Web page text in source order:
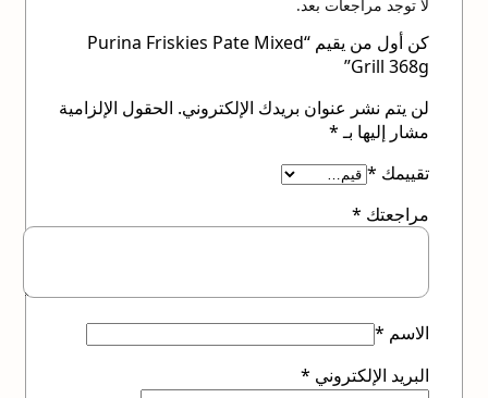
لا توجد مراجعات بعد.
كن أول من يقيم “Purina Friskies Pate Mixed
Grill 368g”
لن يتم نشر عنوان بريدك الإلكتروني. الحقول الإلزامية
مشار إليها بـ*
تقييمك *
مراجعتك *
الاسم *
البريد الإلكتروني *